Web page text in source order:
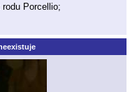
Porcellio;